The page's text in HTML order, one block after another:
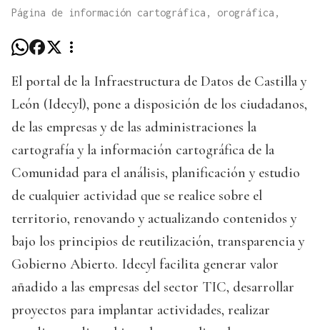
Página de información cartográfica, orográfica,
El portal de la Infraestructura de Datos de Castilla y
León (Idecyl), pone a disposición de los ciudadanos,
de las empresas y de las administraciones la
cartografía y la información cartográfica de la
Comunidad para el análisis, planificación y estudio
de cualquier actividad que se realice sobre el
territorio, renovando y actualizando contenidos y
bajo los principios de reutilización, transparencia y
Gobierno Abierto. Idecyl facilita generar valor
añadido a las empresas del sector TIC, desarrollar
proyectos para implantar actividades, realizar